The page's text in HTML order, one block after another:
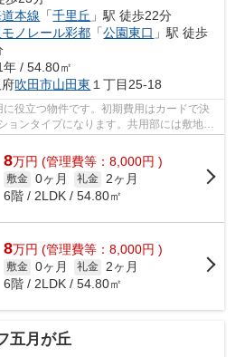
本線 「千里丘 」駅 徒歩22分
ノレール彩都 「公園東口 」駅 徒歩
年 / 54.80㎡
吹田市山田東 １丁目25-18
役立つ物件です。初期費用はカードで決
ョンタイプになります。共用部には敷地内
わって...
8万円 (管理費等：8,000円 )
敷金 0ヶ月 礼金 2ヶ月
6階 / 2LDK / 54.80㎡
8万円 (管理費等：8,000円 )
敷金 0ヶ月 礼金 2ヶ月
6階 / 2LDK / 54.80㎡
五月が丘